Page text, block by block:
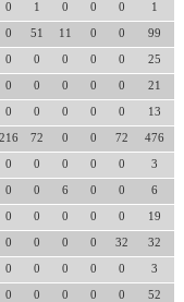
0 1 0 0 0 1
0 51 11 0 0 99
0 0 0 0 0 25
0 0 0 0 0 21
0 0 0 0 0 13
216 72 0 0 72 476
0 0 0 0 0 3
0 0 6 0 0 6
0 0 0 0 0 19
0 0 0 0 32 32
0 0 0 0 0 3
0 0 0 0 0 52